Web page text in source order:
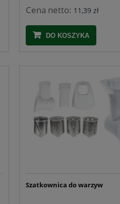
Cena netto: 11,39 zł
DO KOSZYKA
Szatkownica do warzyw